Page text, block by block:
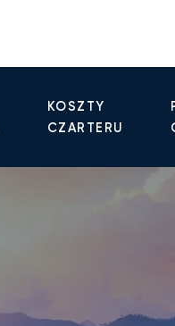
KOSZTY
CZARTERU